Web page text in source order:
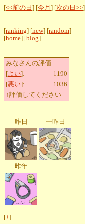
[<<前の日 ] [今月 ] [次の日>>]
[ranking] [new] [random]
[home] [blog]
みなさんの評価
[よい]:
1190
[悪い]:
1036
↑評価してください
昨日 一昨日
昨年
[+]